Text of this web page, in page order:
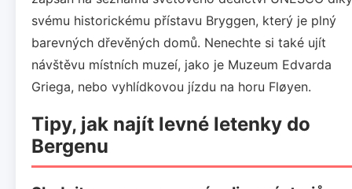
svému historickému přístavu Bryggen, který je plný
barevných dřevěných domů. Nenechte si také ujít
návštěvu místních muzeí, jako je Muzeum Edvarda
Griega, nebo vyhlídkovou jízdu na horu Fløyen.
Tipy, jak najít levné letenky do
Bergenu